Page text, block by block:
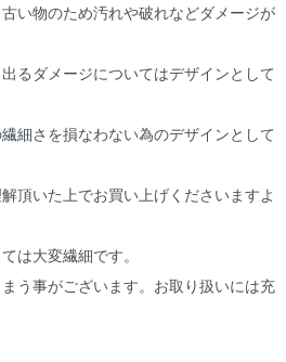
い物のため汚れや破れなどダメージが
るダメージについてはデザインとして
細さを損なわない為のデザインとして
頂いた上でお買い上げくださいますよ
は大変繊細です。
う事がございます。お取り扱いには充